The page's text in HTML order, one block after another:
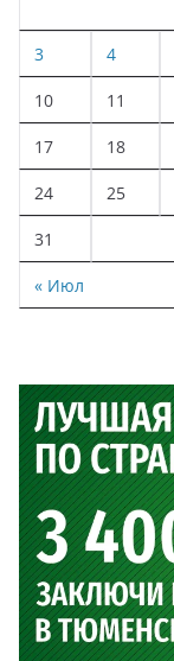
« Июл
3 4
10 11
17 18
24 25
31